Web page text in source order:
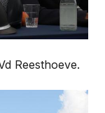
Reesthoeve.